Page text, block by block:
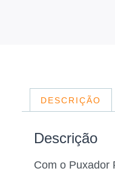
DESCRIÇÃO
Descrição
Com o Puxador